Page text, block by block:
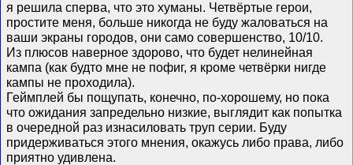
я решила сперва, что это хуманы. Четвёртые герои,
простите меня, больше никогда не буду жаловаться на
ваши экраны городов, они само совершенство, 10/10.
Из плюсов наверное здорово, что будет нелинейная
кампа (как будто мне не пофиг, я кроме четвёрки нигде
кампы не проходила).
Геймплей бы пощупать, конечно, по-хорошему, но пока
что ожидания запредельно низкие, выглядит как попытка
в очередной раз изнасиловать труп серии. Буду
придерживаться этого мнения, окажусь либо права, либо
приятно удивлена.